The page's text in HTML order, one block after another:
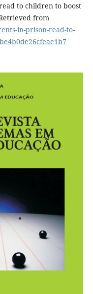
to children to boost
from
in-prison-read-to-